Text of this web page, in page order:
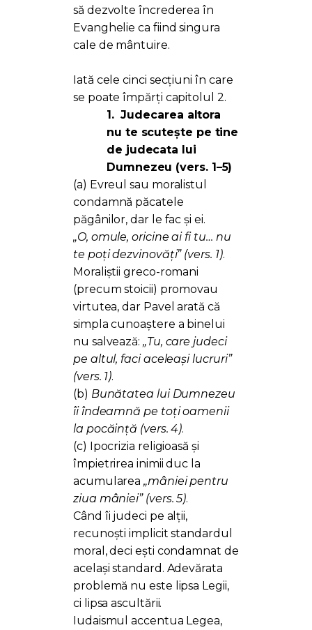
să dezvolte încrederea în
Evanghelie ca fiind singura
cale de mântuire.
Iată cele cinci secțiuni în care
se poate împărți capitolul 2.
1. Judecarea altora
nu te scutește pe tine
de judecata lui
Dumnezeu (vers. 1–5)
(a) Evreul sau moralistul
condamnă păcatele
păgânilor, dar le fac și ei.
„O, omule, oricine ai fi tu… nu
te poți dezvinovăți” (vers. 1).
Moraliștii greco-romani
(precum stoicii) promovau
virtutea, dar Pavel arată că
simpla cunoaștere a binelui
nu salvează: „Tu, care judeci
pe altul, faci aceleași lucruri”
(vers. 1).
(b) Bunătatea lui Dumnezeu
îi îndeamnă pe toți oamenii
la pocăință (vers. 4).
(c) Ipocrizia religioasă și
împietrirea inimii duc la
acumularea„mâniei pentru
ziua mâniei” (vers. 5).
Când îi judeci pe alții,
recunoști implicit standardul
moral, deci ești condamnat de
același standard. Adevărata
problemă nu este lipsa Legii,
ci lipsa ascultării.
Iudaismul accentua Legea,